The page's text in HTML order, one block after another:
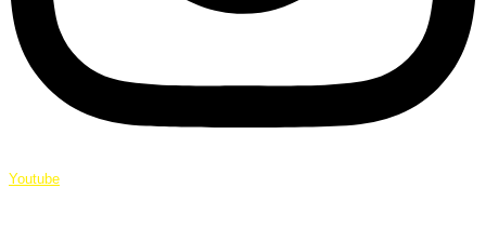
Youtube